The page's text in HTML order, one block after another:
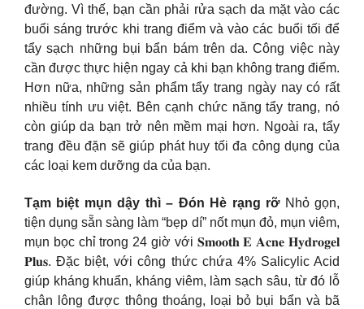
đường. Vì thế, bạn cần phải rửa sạch da mặt vào các
buổi sáng trước khi trang điểm và vào các buổi tối để
tẩy sạch những bụi bẩn bám trên da. Công việc này
cần được thực hiện ngay cả khi bạn không trang điểm.
Hơn nữa, những sản phẩm tẩy trang ngày nay có rất
nhiều tính ưu việt. Bên cạnh chức năng tẩy trang, nó
còn giúp da bạn trở nên mềm mại hơn. Ngoài ra, tẩy
trang đều đặn sẽ giúp phát huy tối đa công dụng của
các loại kem dưỡng da của bạn.
Tạm biệt mụn dậy thì – Đón Hè rạng rỡNhỏ gọn,
tiện dụng sẵn sàng làm “bẹp dí” nốt mụn đỏ, mụn viêm,
mụn bọc chỉ trong 24 giờ với 𝐒𝐦𝐨𝐨𝐭𝐡 𝐄 𝐀𝐜𝐧𝐞 𝐇𝐲𝐝𝐫𝐨𝐠𝐞𝐥
𝐏𝐥𝐮𝐬. Đặc biệt, với công thức chứa 4% Salicylic Acid
giúp kháng khuẩn, kháng viêm, làm sạch sâu, từ đó lỗ
chân lông được thông thoáng, loại bỏ bụi bẩn và bã